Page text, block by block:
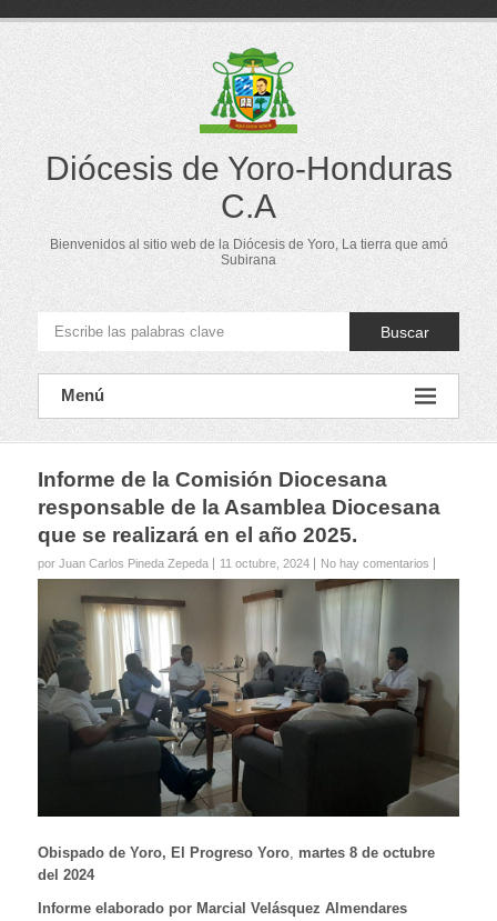
Diócesis de Yoro-Honduras
C.A
Bienvenidos al sitio web de la Diócesis de Yoro, La tierra que amó
Subirana
Buscar
Menú
Informe de la Comisión Diocesana
responsable de la Asamblea Diocesana
que se realizará en el año 2025.
por Juan Carlos Pineda Zepeda 11 octubre, 2024 No hay comentarios
Obispado de Yoro, El Progreso Yoro martes 8 de octubre
del 2024
Informe elaborado por Marcial Velásquez Almendares